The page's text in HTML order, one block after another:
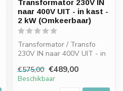
Transformator 230V IN
naar 400V UIT - in kast -
2 kW (Omkeerbaar)
Transformator / Transfo
230V IN naar 400V UIT - in
€575,00 €489,00
Beschikbaar